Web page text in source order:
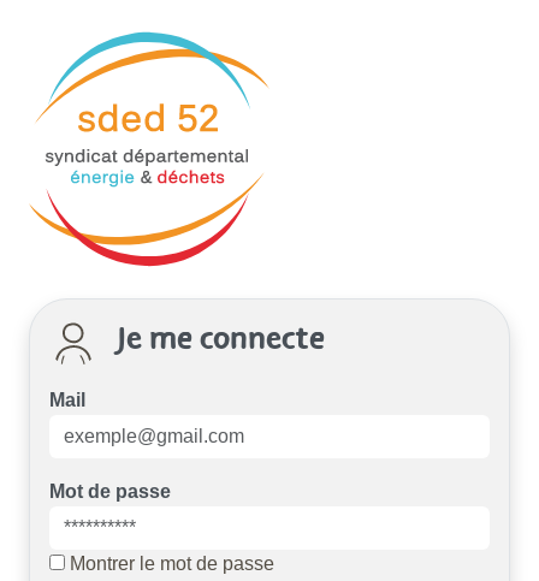
Je me connecte
Mail
Mot de passe
Montrer le mot de passe